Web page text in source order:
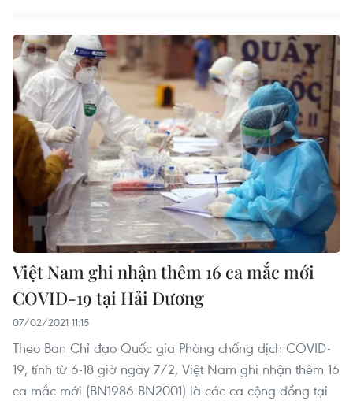
Việt Nam ghi nhận thêm 16 ca mắc mới
COVID-19 tại Hải Dương
07/02/2021 11:15
Theo Ban Chỉ đạo Quốc gia Phòng chống dịch COVID-
19, tính từ 6-18 giờ ngày 7/2, Việt Nam ghi nhận thêm 16
ca mắc mới (BN1986-BN2001) là các ca cộng đồng tại